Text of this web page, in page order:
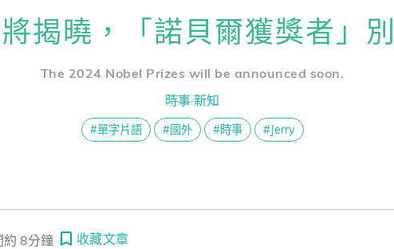
會員升等辦法
「宏福苑」大火國際報導：blaze、engulf、manslaughter 關鍵字解析
Podcast 這句英文怎麼說 (影音版)】#282 這是一個不公平的比賽！
科普+運動英文】球碰到鋼索了嗎？解密 FIFA 智慧足球判定！看世界盃爭議學
揭曉，「諾貝爾獲獎者」
The 2024 Nobel Prizes will be announced soon.
時事·新知
#單字片語 #國外 #時事 #Jerry
約 8分鐘 收藏文章